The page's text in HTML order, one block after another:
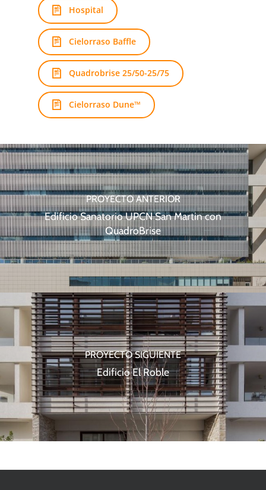
Hospital
Cielorraso Baffle
Quadrobrise 25/50-25/75
Cielorraso Dune™
PROYECTO ANTERIOR
Edificio Sanatorio UPCN San Martin con
QuadroBrise
PROYECTO SIGUIENTE
Edificio El Roble